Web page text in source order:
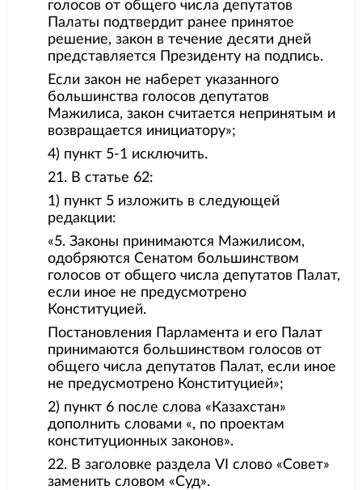
голосов от общего числа депутатов
Палаты подтвердит ранее принятое
решение, закон в течение десяти дней
представляется Президенту на подпись.
Если закон не наберет указанного
большинства голосов депутатов
Мажилиса, закон считается непринятым и
возвращается инициатору»;
4) пункт 5-1 исключить.
21. В статье 62:
1) пункт 5 изложить в следующей
редакции:
«5. Законы принимаются Мажилисом,
одобряются Сенатом большинством
голосов от общего числа депутатов Палат,
если иное не предусмотрено
Конституцией.
Постановления Парламента и его Палат
принимаются большинством голосов от
общего числа депутатов Палат, если иное
не предусмотрено Конституцией»;
2) пункт 6 после слова «Казахстан»
дополнить словами «, по проектам
конституционных законов».
22. В заголовке раздела VI слово «Совет»
заменить словом «Суд».